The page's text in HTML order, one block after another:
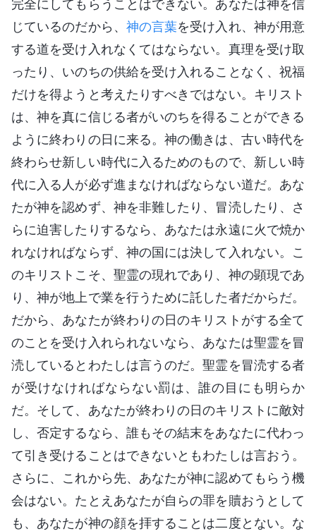
完全にしてもらうことはできない。あなたは神を信
じているのだから、 神の言葉を受け入れ、神が用意
する道を受け入れなくてはならない。真理を受け取
ったり、いのちの供給を受け入れることなく、祝福
だけを得ようと考えたりすべきではない。キリスト
は、神を真に信じる者がいのちを得ることができる
ように終わりの日に来る。神の働きは、古い時代を
終わらせ新しい時代に入るためのもので、新しい時
代に入る人が必ず進まなければならない道だ。あな
たが神を認めず、神を非難したり、冒涜したり、さ
らに迫害したりするなら、あなたは永遠に火で焼か
れなければならず、神の国には決して入れない。こ
のキリストこそ、聖霊の現れであり、神の顕現であ
り、神が地上で業を行うために託した者だからだ。
だから、あなたが終わりの日のキリストがする全て
のことを受け入れられないなら、あなたは聖霊を冒
涜しているとわたしは言うのだ。聖霊を冒涜する者
が受けなければならない罰は、誰の目にも明らか
だ。そして、あなたが終わりの日のキリストに敵対
し、否定するなら、誰もその結末をあなたに代わっ
て引き受けることはできないともわたしは言おう。
さらに、これから先、あなたが神に認めてもらう機
会はない。たとえあなたが自らの罪を贖おうとして
も、あなたが神の顔を拝することは二度とない。な